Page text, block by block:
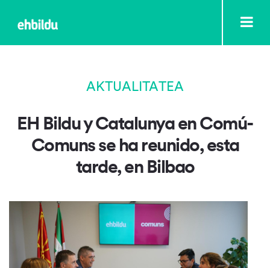
AKTUALITATEA
EH Bildu y Catalunya en Comú-
Comuns se ha reunido, esta
tarde, en Bilbao